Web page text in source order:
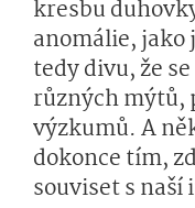
kresbu
anomálie,
tedy divu, že
různých mýtů,
výzkumů. A
dokonce tím,
souviset s